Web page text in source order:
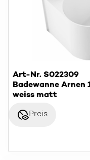
Art-Nr. S022309
Badewanne Arnen
weiss matt
disabled_visiblePreis